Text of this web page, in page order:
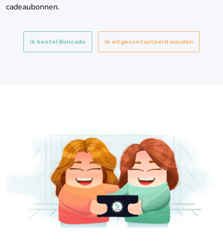
cadeaubonnen.
Ik bestel Boncado Ik wil gecontacteerd worden